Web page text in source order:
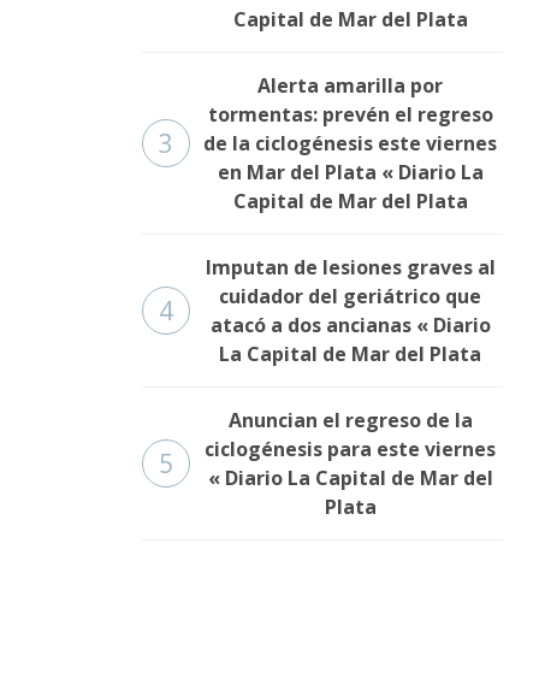
Capital de Mar del Plata
3
Alerta amarilla por
tormentas: prevén el regreso
de la ciclogénesis este viernes
en Mar del Plata « Diario La
Capital de Mar del Plata
4
Imputan de lesiones graves al
cuidador del geriátrico que
atacó a dos ancianas « Diario
La Capital de Mar del Plata
5
Anuncian el regreso de la
ciclogénesis para este viernes
« Diario La Capital de Mar del
Plata